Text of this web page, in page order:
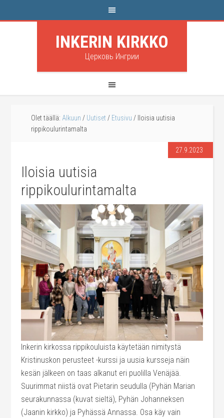
INKERIN KIRKKO
Церковь Ингрии
Olet täällä: Alkuun / Uutiset / Etusivu / Iloisia uutisia
rippikoulurintamalta
27.9.2023
Iloisia uutisia
rippikoulurintamalta
Inkerin kirkossa rippikouluista käytetään nimitystä
Kristinuskon perusteet -kurssi ja uusia kursseja näin
kesän jälkeen on taas alkanut eri puolilla Venäjää.
Suurimmat niistä ovat Pietarin seudulla (Pyhän Marian
seurakunnassa (kuvat sieltä), Pyhän Johanneksen
(Jaanin kirkko) ja Pyhässä Annassa. Osa käy vain